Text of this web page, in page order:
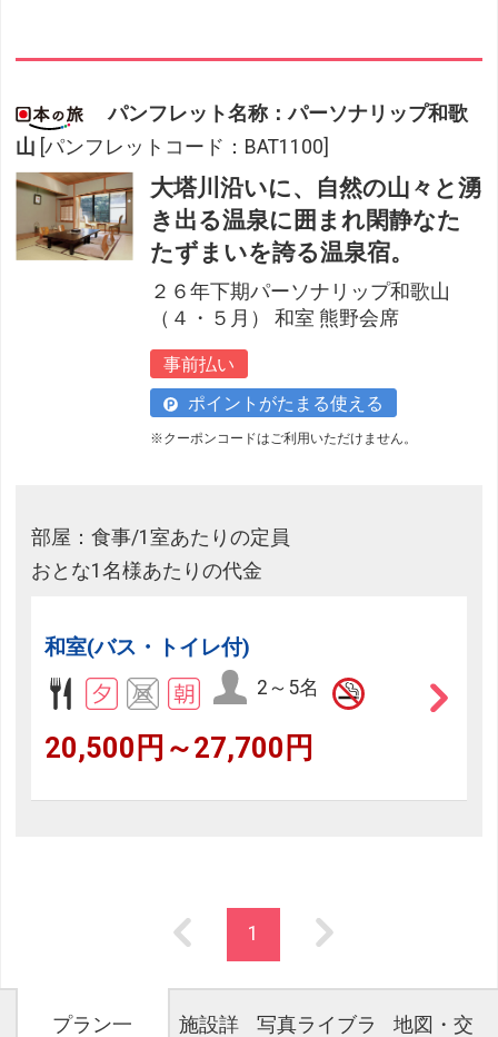
パンフレット名称：パーソナリップ和歌
山 [パンフレットコード：BAT1100]
大塔川沿いに、自然の山々と湧
き出る温泉に囲まれ閑静なた
たずまいを誇る温泉宿。
２６年下期パーソナリップ和歌山
（４・５月） 和室 熊野会席
事前払い
ポイントがたまる使える
※クーポンコードはご利用いただけません。
部屋：食事/1室あたりの定員
おとな1名様あたりの代金
和室(バス・トイレ付)
2～5名
20,500円～27,700円
1
プラン一
施設詳
写真ライブラ
地図・交